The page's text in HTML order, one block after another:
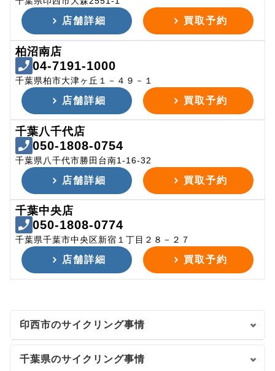
店舗詳細 買取予約
柏沼南店
04-7191-1000
千葉県柏市大津ヶ丘１－４９－１
店舗詳細 買取予約
千葉八千代店
050-1808-0754
千葉県八千代市勝田台南1-16-32
店舗詳細 買取予約
千葉中央店
050-1808-0774
千葉県千葉市中央区新宿１丁目２８－２７
店舗詳細 買取予約
印西市のサイクリング事情
千葉県のサイクリング事情